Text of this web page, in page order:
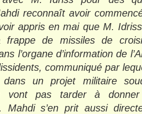
reconnaît avoir
appris en mai que M.
frappe de missiles de
l’organe d’information de
communiqué par
dans un projet militaire
vont pas tarder à
Mahdi s’en prit aussi